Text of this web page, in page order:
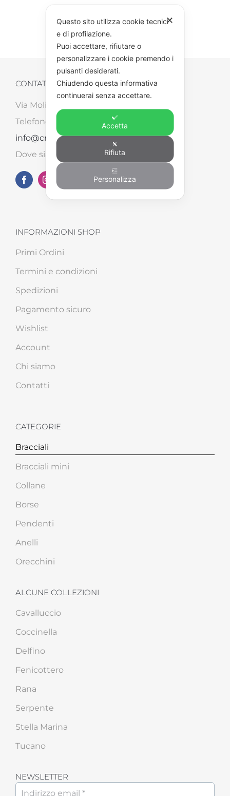
CONTATTI
Via Molinara, 87/B – 52041 Tegoleto (AR)
Telefono: +39 0575 498562 – Email:
info@creart2.com
Dove siamo su
Google Maps
INFORMAZIONI SHOP
Primi Ordini
Termini e condizioni
Spedizioni
Pagamento sicuro
Wishlist
Account
Chi siamo
Contatti
CATEGORIE
Bracciali
Bracciali mini
Collane
Borse
Pendenti
Anelli
Orecchini
ALCUNE COLLEZIONI
Cavalluccio
Coccinella
Delfino
Fenicottero
Rana
Serpente
Stella Marina
Tucano
NEWSLETTER
✕
Questo sito utilizza cookie tecnici
e di profilazione.
Puoi accettare, rifiutare o
personalizzare i cookie premendo i
pulsanti desiderati.
Chiudendo questa informativa
continuerai senza accettare.
Accetta
Rifiuta
Personalizza